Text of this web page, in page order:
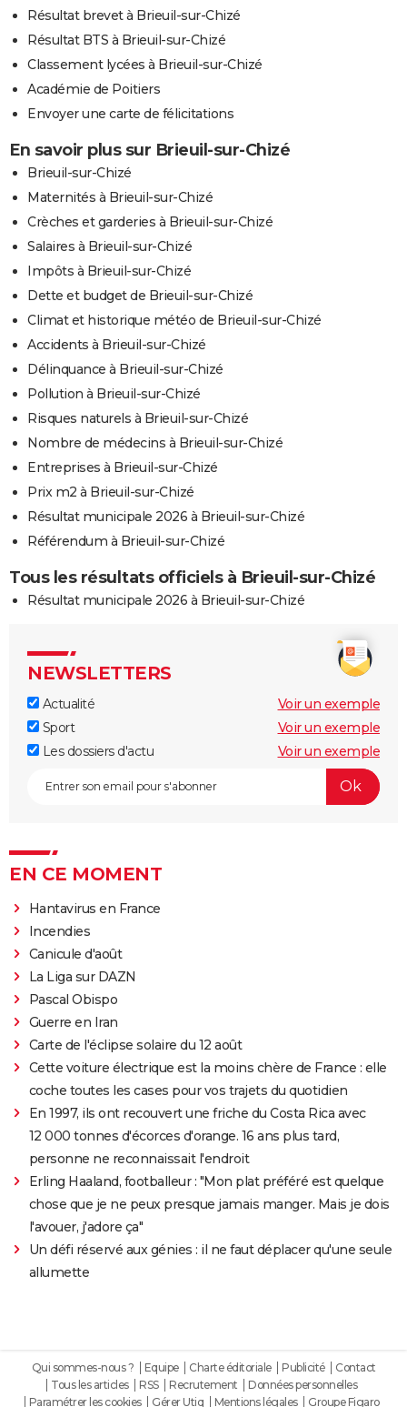
Résultat brevet à Brieuil-sur-Chizé
Résultat BTS à Brieuil-sur-Chizé
Classement lycées à Brieuil-sur-Chizé
Académie de Poitiers
Envoyer une carte de félicitations
En savoir plus sur Brieuil-sur-Chizé
Brieuil-sur-Chizé
Maternités à Brieuil-sur-Chizé
Crèches et garderies à Brieuil-sur-Chizé
Salaires à Brieuil-sur-Chizé
Impôts à Brieuil-sur-Chizé
Dette et budget de Brieuil-sur-Chizé
Climat et historique météo de Brieuil-sur-Chizé
Accidents à Brieuil-sur-Chizé
Délinquance à Brieuil-sur-Chizé
Pollution à Brieuil-sur-Chizé
Risques naturels à Brieuil-sur-Chizé
Nombre de médecins à Brieuil-sur-Chizé
Entreprises à Brieuil-sur-Chizé
Prix m2 à Brieuil-sur-Chizé
Résultat municipale 2026 à Brieuil-sur-Chizé
Référendum à Brieuil-sur-Chizé
Tous les résultats officiels à Brieuil-sur-Chizé
Résultat municipale 2026 à Brieuil-sur-Chizé
NEWSLETTERS
Actualité
Voir un exemple
Sport
Voir un exemple
Les dossiers d'actu
Voir un exemple
EN CE MOMENT
Hantavirus en France
Incendies
Canicule d'août
La Liga sur DAZN
Pascal Obispo
Guerre en Iran
Carte de l'éclipse solaire du 12 août
Cette voiture électrique est la moins chère de France : elle
coche toutes les cases pour vos trajets du quotidien
En 1997, ils ont recouvert une friche du Costa Rica avec
12 000 tonnes d'écorces d'orange. 16 ans plus tard,
personne ne reconnaissait l'endroit
Erling Haaland, footballeur : "Mon plat préféré est quelque
chose que je ne peux presque jamais manger. Mais je dois
l'avouer, j'adore ça"
Un défi réservé aux génies : il ne faut déplacer qu'une seule
allumette
Qui sommes-nous ? Equipe Charte éditoriale Publicité
Contact
Tous les articles
RSS Recrutement
Données personnelles
Paramétrer les cookies
Gérer Utiq Mentions légales Groupe Figaro